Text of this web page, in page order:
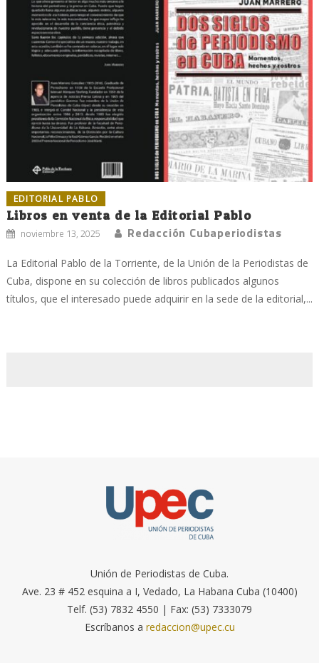
EDITORIAL PABLO
Libros en venta de la Editorial Pablo
noviembre 13, 2025 Redacción Cubaperiodistas
La Editorial Pablo de la Torriente, de la Unión de la Periodistas de
Cuba, dispone en su colección de libros publicados algunos
títulos, que el interesado puede adquirir en la sede de la editorial,...
Unión de Periodistas de Cuba.
Ave. 23 # 452 esquina a I, Vedado, La Habana Cuba (10400)
Telf. (53) 7832 4550 | Fax: (53) 7333079
Escríbanos a redaccion@upec.cu